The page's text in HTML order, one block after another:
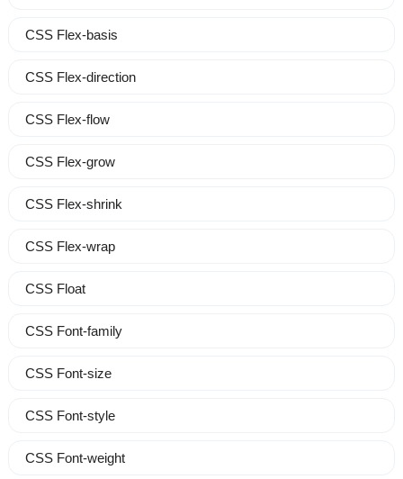
CSS Flex-basis
CSS Flex-direction
CSS Flex-flow
CSS Flex-grow
CSS Flex-shrink
CSS Flex-wrap
CSS Float
CSS Font-family
CSS Font-size
CSS Font-style
CSS Font-weight